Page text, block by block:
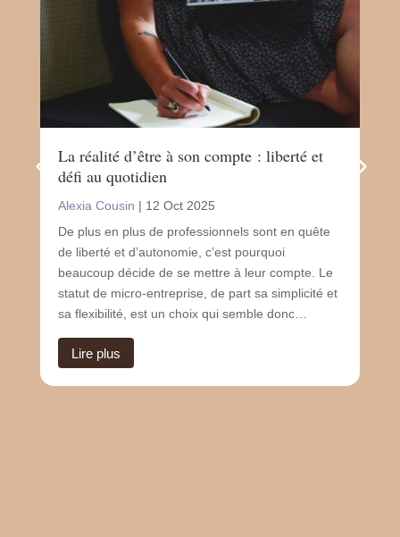
La réalité d’être à son compte : liberté et
défi au quotidien
Alexia Cousin | 12 Oct 2025
De plus en plus de professionnels sont en quête
de liberté et d’autonomie, c’est pourquoi
beaucoup décide de se mettre à leur compte. Le
statut de micro-entreprise, de part sa simplicité et
sa flexibilité, est un choix qui semble donc…
Lire plus